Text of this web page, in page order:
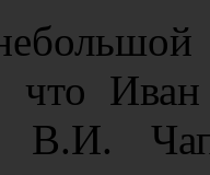
что
В.И.